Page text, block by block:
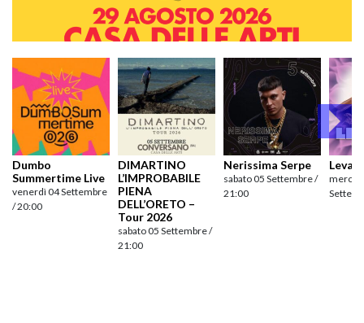
Dumbo
Summertime Live
venerdì 04 Settembre
/ 20:00
DIMARTINO
L’IMPROBABILE
PIENA
DELL’ORETO –
Tour 2026
sabato 05 Settembre /
21:00
Nerissima Serpe
sabato 05 Settembre /
21:00